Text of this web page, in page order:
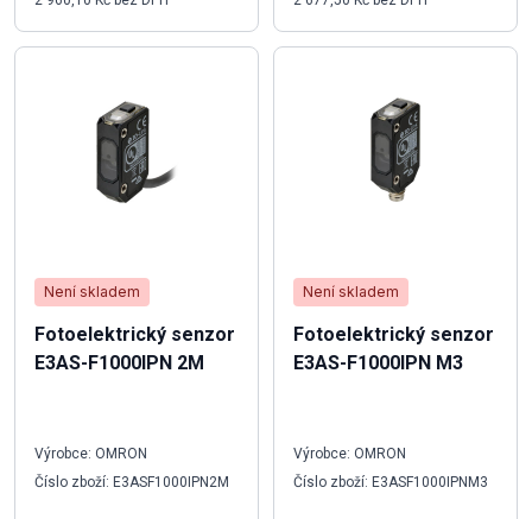
Není skladem
Fotoelektrický senzor
E3AS-F1000IPN 2M
Výrobce: OMRON
Číslo zboží: E3ASF1000IPN2M
Není skladem
Fotoelektrický senzor
E3AS-F1000IPN M3
Výrobce: OMRON
Číslo zboží: E3ASF1000IPNM3